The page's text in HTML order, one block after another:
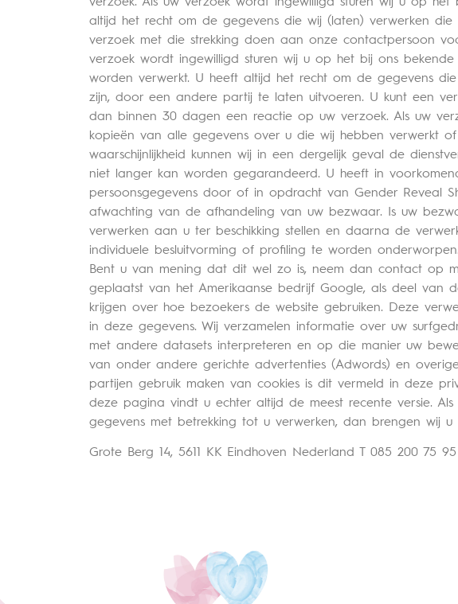
altijd het recht om de gegevens die wij (laten) verwerken
verzoek met die strekking doen aan onze contactpersoon
verzoek wordt ingewilligd sturen wij u op het bij ons
worden verwerkt. U heeft altijd het recht om de gegevens
zijn, door een andere partij te laten uitvoeren. U kunt een
dan binnen 30 dagen een reactie op uw verzoek. Als uw
kopieën van alle gegevens over u die wij hebben verwerkt
waarschijnlijkheid kunnen wij in een dergelijk geval de
niet langer kan worden gegarandeerd. U heeft in
persoonsgegevens door of in opdracht van Gender Reveal
afwachting van de afhandeling van uw bezwaar. Is uw
verwerken aan u ter beschikking stellen en daarna de
individuele besluitvorming of profiling te worden
Bent u van mening dat dit wel zo is, neem dan contact op
geplaatst van het Amerikaanse bedrijf Google, als deel van
krijgen over hoe bezoekers de website gebruiken. Deze
in deze gegevens. Wij verzamelen informatie over uw
met andere datasets interpreteren en op die manier uw
van onder andere gerichte advertenties (Adwords) en
partijen gebruik maken van cookies is dit vermeld in deze
deze pagina vindt u echter altijd de meest recente versie.
gegevens met betrekking tot u verwerken, dan brengen wij
Grote Berg 14, 5611 KK Eindhoven Nederland T 085 200 75